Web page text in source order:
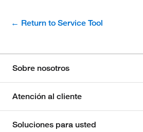
← Return to Service Tool
Sobre nosotros
Atención al cliente
Soluciones para usted